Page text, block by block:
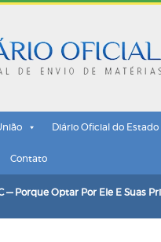
Diário Oficial do Estado
Contato
— Porque Optar Por Ele E Suas